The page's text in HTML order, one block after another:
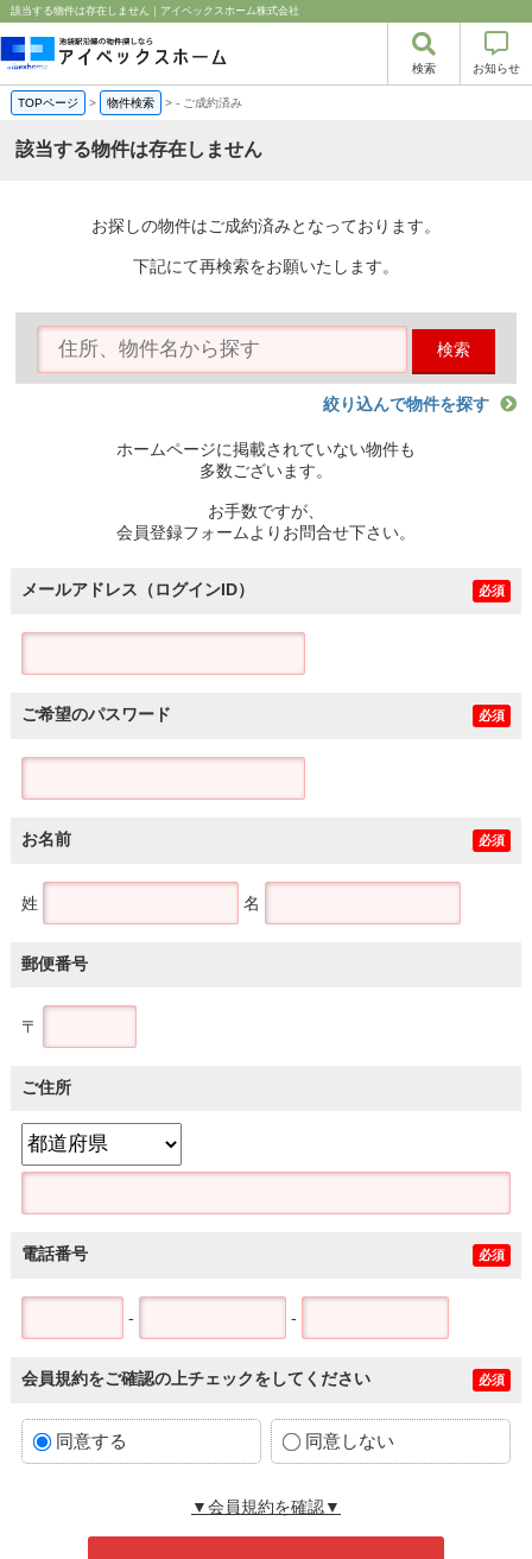
該当する物件は存在しません｜アイベックスホーム株式会社
検索 お知らせ
TOPページ > 物件検索 >- ご成約済み
該当する物件は存在しません
お探しの物件はご成約済みとなっております。
下記にて再検索をお願いたします。
検索
絞り込んで物件を探す
ホームページに掲載されていない物件も
多数ございます。
お手数ですが、
会員登録フォームよりお問合せ下さい。
メールアドレス（ログインID） 必須
ご希望のパスワード 必須
お名前 必須
姓 名
郵便番号
〒
ご住所
電話番号 必須
- -
会員規約をご確認の上チェックをしてください 必須
同意する 同意しない
▼会員規約を確認▼